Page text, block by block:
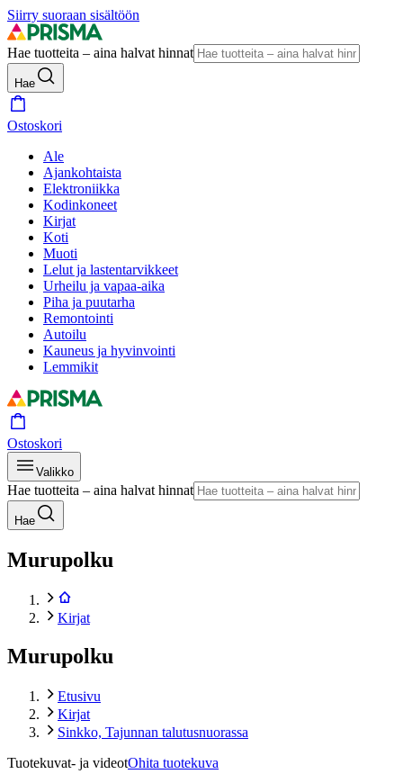
Siirry suoraan sisältöön
Hae tuotteita – aina halvat hinnat
Hae
Ostoskori
Ale
Ajankohtaista
Elektroniikka
Kodinkoneet
Kirjat
Koti
Muoti
Lelut ja lastentarvikkeet
Urheilu ja vapaa-aika
Piha ja puutarha
Remontointi
Autoilu
Kauneus ja hyvinvointi
Lemmikit
Ostoskori
Valikko
Hae tuotteita – aina halvat hinnat
Hae
Murupolku
Kirjat
Murupolku
Etusivu
Kirjat
Sinkko, Tajunnan talutusnuorassa
Tuotekuvat- ja videotOhita tuotekuva